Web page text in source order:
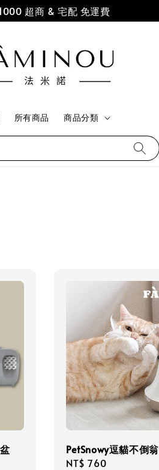
超商 & 宅配 免運費
所有商品 商品分類
PetSnowy逗貓不倒翁
Regular
NT$ 760